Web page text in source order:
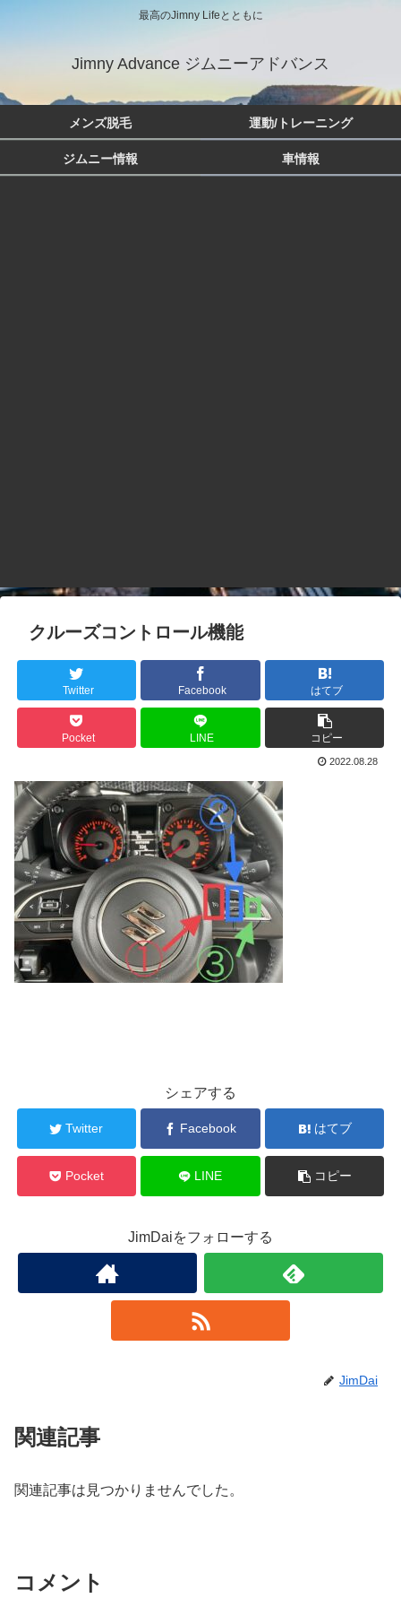
最高のJimny Lifeとともに
Jimny Advance ジムニーアドバンス
メンズ脱毛 運動/トレーニング
ジムニー情報 車情報
クルーズコントロール機能
Twitter Facebook はてブ
Pocket LINE コピー
2022.08.28
シェアする
Twitter Facebook はてブ
Pocket LINE コピー
JimDaiをフォローする
JimDai
関連記事
関連記事は見つかりませんでした。
コメント